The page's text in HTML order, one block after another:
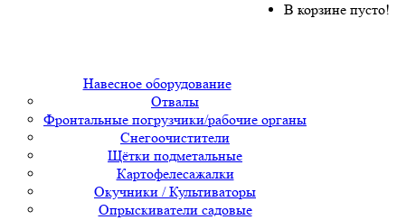
В корзине пусто!
Навесное оборудование
Отвалы
Фронтальные погрузчики/рабочие органы
Снегоочистители
Щётки подметальные
Картофелесажалки
Окучники / Культиваторы
Опрыскиватели садовые